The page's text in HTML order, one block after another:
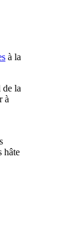
à la
de la
à
hâte